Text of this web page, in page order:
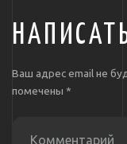
Ваш адрес email не
помечены *